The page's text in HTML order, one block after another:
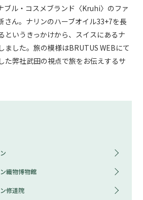
ブル・コスメブランド〈Kruhi〉のファ
さん。ナリンのハーブオイル33+7を長
というきっかけから、スイスにあるナ
ました。旅の模様はBRUTUS WEBにて
た弊社武田の視点で旅をお伝えするサ
織物博物館
修道院